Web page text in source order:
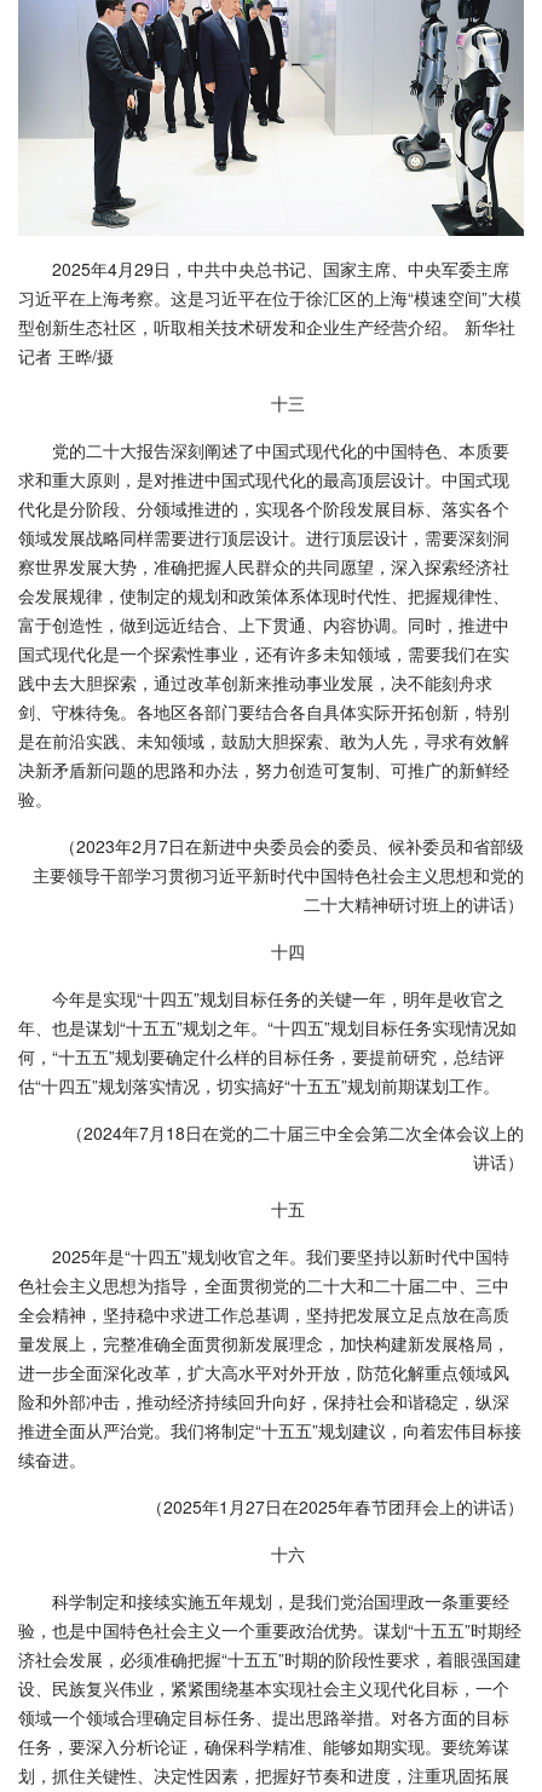
2025年4月29日，中共中央总书记、国家主席、中央军委主席
习近平在上海考察。这是习近平在位于徐汇区的上海“模速空间”大模
型创新生态社区，听取相关技术研发和企业生产经营介绍。 新华社
记者 王晔/摄
十三
党的二十大报告深刻阐述了中国式现代化的中国特色、本质要
求和重大原则，是对推进中国式现代化的最高顶层设计。中国式现
代化是分阶段、分领域推进的，实现各个阶段发展目标、落实各个
领域发展战略同样需要进行顶层设计。进行顶层设计，需要深刻洞
察世界发展大势，准确把握人民群众的共同愿望，深入探索经济社
会发展规律，使制定的规划和政策体系体现时代性、把握规律性、
富于创造性，做到远近结合、上下贯通、内容协调。同时，推进中
国式现代化是一个探索性事业，还有许多未知领域，需要我们在实
践中去大胆探索，通过改革创新来推动事业发展，决不能刻舟求
剑、守株待兔。各地区各部门要结合各自具体实际开拓创新，特别
是在前沿实践、未知领域，鼓励大胆探索、敢为人先，寻求有效解
决新矛盾新问题的思路和办法，努力创造可复制、可推广的新鲜经
验。
（2023年2月7日在新进中央委员会的委员、候补委员和省部级
主要领导干部学习贯彻习近平新时代中国特色社会主义思想和党的
二十大精神研讨班上的讲话）
十四
今年是实现“十四五”规划目标任务的关键一年，明年是收官之
年、也是谋划“十五五”规划之年。“十四五”规划目标任务实现情况如
何，“十五五”规划要确定什么样的目标任务，要提前研究，总结评
估“十四五”规划落实情况，切实搞好“十五五”规划前期谋划工作。
（2024年7月18日在党的二十届三中全会第二次全体会议上的
讲话）
十五
2025年是“十四五”规划收官之年。我们要坚持以新时代中国特
色社会主义思想为指导，全面贯彻党的二十大和二十届二中、三中
全会精神，坚持稳中求进工作总基调，坚持把发展立足点放在高质
量发展上，完整准确全面贯彻新发展理念，加快构建新发展格局，
进一步全面深化改革，扩大高水平对外开放，防范化解重点领域风
险和外部冲击，推动经济持续回升向好，保持社会和谐稳定，纵深
推进全面从严治党。我们将制定“十五五”规划建议，向着宏伟目标接
续奋进。
（2025年1月27日在2025年春节团拜会上的讲话）
十六
科学制定和接续实施五年规划，是我们党治国理政一条重要经
验，也是中国特色社会主义一个重要政治优势。谋划“十五五”时期经
济社会发展，必须准确把握“十五五”时期的阶段性要求，着眼强国建
设、民族复兴伟业，紧紧围绕基本实现社会主义现代化目标，一个
领域一个领域合理确定目标任务、提出思路举措。对各方面的目标
任务，要深入分析论证，确保科学精准、能够如期实现。要统筹谋
划，抓住关键性、决定性因素，把握好节奏和进度，注重巩固拓展